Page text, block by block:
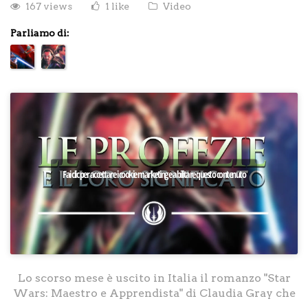
167 views
1 like Video
Parliamo di:
Fai clic per accettare i cookie marketing e abilitare questo contenuto
Lo scorso mese è uscito in Italia il romanzo "Star
Wars: Maestro e Apprendista" di Claudia Gray che